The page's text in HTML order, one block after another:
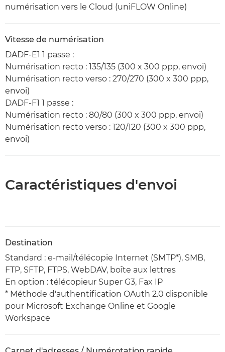
numérisation vers le Cloud (uniFLOW Online)
Vitesse de numérisation
DADF-E1 1 passe :
Numérisation recto : 135/135 (300 x 300 ppp, envoi)
Numérisation recto verso : 270/270 (300 x 300 ppp,
envoi)
DADF-F1 1 passe :
Numérisation recto : 80/80 (300 x 300 ppp, envoi)
Numérisation recto verso : 120/120 (300 x 300 ppp,
envoi)
Caractéristiques d'envoi
Destination
Standard : e-mail/télécopie Internet (SMTP*), SMB,
FTP, SFTP, FTPS, WebDAV, boîte aux lettres
En option : télécopieur Super G3, Fax IP
* Méthode d'authentification OAuth 2.0 disponible
pour Microsoft Exchange Online et Google
Workspace